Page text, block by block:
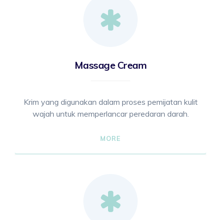
Massage Cream
Krim yang digunakan dalam proses pemijatan kulit
wajah untuk memperlancar peredaran darah.
MORE